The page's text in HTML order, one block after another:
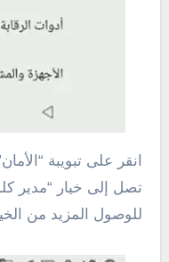
انقر على تبويبة
تصل إلى خيار “مدير
للوصول المزيد من